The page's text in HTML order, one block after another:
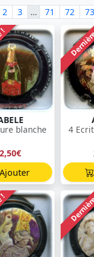
2 3 … 71 72 73
!
blanche
2,50€
Ajouter
4
!